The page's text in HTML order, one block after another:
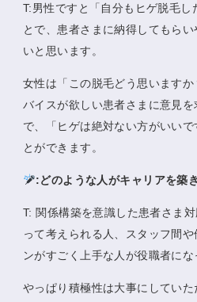
T:男性ですと「自分もヒゲ脱毛し
とで、患者さまに納得してもら
いと思います。
女性は「この脱毛どう思います
バイスが欲しい患者さまに意見
で、「ヒゲは絶対ない方がいい
とができます。
:どのような人がキャリアを築
T: 関係構築を意識した患者さま
って考えられる人、スタッフ間
ンがすごく上手な人が役職者にな
やっぱり積極性は大事にしていた